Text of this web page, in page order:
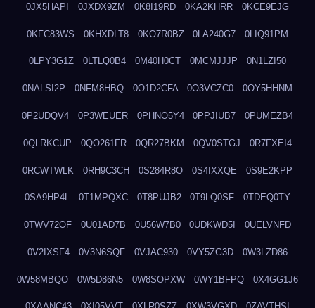
0JX5HAPI 0JXDX9ZM 0K8I19RD 0KA2KHRR 0KCE9EJG
0KFC83WS 0KHXDLT8 0KO7R0BZ 0LA240G7 0LIQ91PM
0LPY3G1Z 0LTLQ0B4 0M40H0CT 0MCMJJJP 0N1LZI50
0NALSI2P 0NFM8HBQ 0O1D2CFA 0O3VCZC0 0OY5HHNM
0P2UDQV4 0P3WEUER 0PHNO5Y4 0PPJIUB7 0PUMEZB4
0QLRKCUP 0QO261FR 0QR27BKM 0QV0STGJ 0R7FXEI4
0RCWTWLK 0RH9C3CH 0S284R8O 0S4IXXQE 0S9E2KPP
0SA9HP4L 0T1MPQXC 0T8PUJB2 0T9LQ0SF 0TDEQ0TY
0TWV72OF 0U01AD7B 0U56W7B0 0UDKWD5I 0UELVNFD
0V2IXSF4 0V3N6SQF 0VJAC930 0VY5ZG3D 0W3LZD86
0W58MBQO 0W5D86N5 0W8SOPXW 0WY1BFPQ 0X4GG1J6